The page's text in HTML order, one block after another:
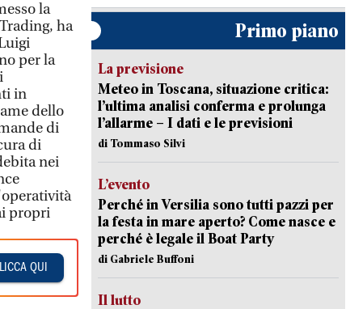
la
ha
per la
in
dello
di
di
nei
propri
QUI
Primo piano
La previsione
Meteo in Toscana, situazione critica:
l’ultima analisi conferma e prolunga
l’allarme – I dati e le previsioni
di Tommaso Silvi
L’evento
Perché in Versilia sono tutti pazzi per
la festa in mare aperto? Come nasce e
perché è legale il Boat Party
di Gabriele Buffoni
Il lutto